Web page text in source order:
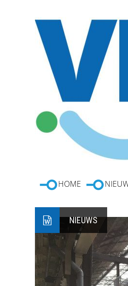
HOME
NIEUWS